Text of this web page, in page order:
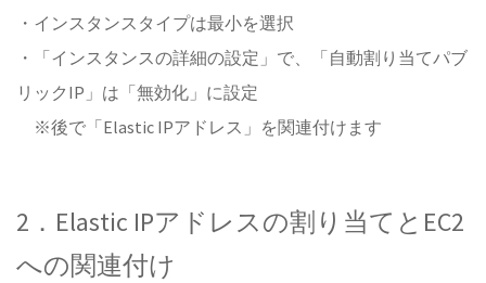
・インスタンスタイプは最小を選択
・「インスタンスの詳細の設定」で、「自動割り当てパブ
リックIP」は「無効化」に設定
※後で「Elastic IPアドレス」を関連付けます
2．Elastic IPアドレスの割り当てとEC2
への関連付け